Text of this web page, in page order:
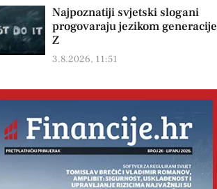
Najpoznatiji svjetski slogani
progovaraju jezikom generacije
Z
3.8.2026, 11:51